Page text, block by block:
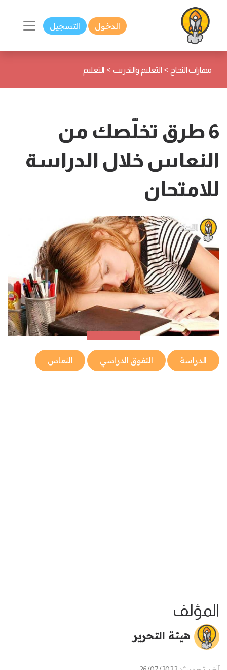
الدخول التسجيل
مهارات النجاح > التعليم والتدريب > التعليم
6 طرق تخلّصك من
النعاس خلال الدراسة
للامتحان
الدراسة التفوق الدراسي النعاس
المؤلف
هيئة التحرير